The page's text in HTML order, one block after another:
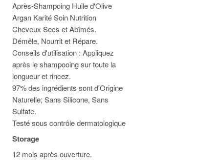
Après-Shampoing Huile d'Olive
Argan Karité Soin Nutrition
Cheveux Secs et Abîmés.
Démêle, Nourrit et Répare.
Conseils d'utilisation : Appliquez
après le shampooing sur toute la
longueur et rincez.
97% des ingrédients sont d'Origine
Naturelle; Sans Silicone, Sans
Sulfate.
Testé sous contrôle dermatologique
Storage
12 mois après ouverture.